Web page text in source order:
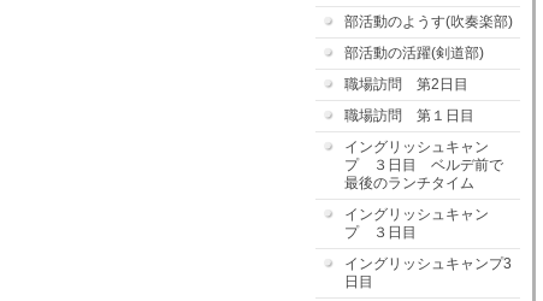
部活動のようす(吹奏楽部)
部活動の活躍(剣道部)
職場訪問 第2日目
職場訪問 第１日目
イングリッシュキャン
プ ３日目 ベルデ前で
最後のランチタイム
イングリッシュキャン
プ ３日目
イングリッシュキャンプ3
日目